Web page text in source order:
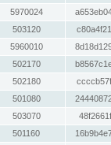
5970024
503120
5960010
502170
502180
501080
503070
501160